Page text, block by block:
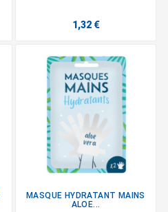
1,32 €
MASQUE HYDRATANT MAINS
ALOE...